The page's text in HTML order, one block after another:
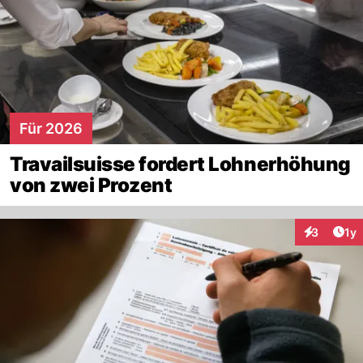
Für 2026
Travailsuisse fordert Lohnerhöhung
von zwei Prozent
3 1y